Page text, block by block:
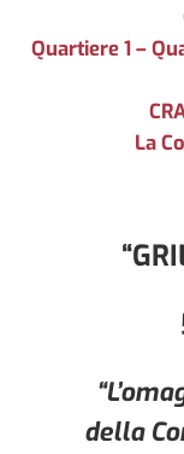
Quartiere 1 –
La
della